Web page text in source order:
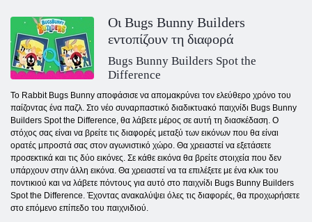
Οι Bugs Bunny Builders
εντοπίζουν τη διαφορά
Bugs Bunny Builders Spot the
Difference
Το Rabbit Bugs Bunny αποφάσισε να απομακρύνει τον ελεύθερο χρόνο του
παίζοντας ένα παζλ. Στο νέο συναρπαστικό διαδικτυακό παιχνίδι Bugs Bunny
Builders Spot the Difference, θα λάβετε μέρος σε αυτή τη διασκέδαση. Ο
στόχος σας είναι να βρείτε τις διαφορές μεταξύ των εικόνων που θα είναι
ορατές μπροστά σας στον αγωνιστικό χώρο. Θα χρειαστεί να εξετάσετε
προσεκτικά και τις δύο εικόνες. Σε κάθε εικόνα θα βρείτε στοιχεία που δεν
υπάρχουν στην άλλη εικόνα. Θα χρειαστεί να τα επιλέξετε με ένα κλικ του
ποντικιού και να λάβετε πόντους για αυτό στο παιχνίδι Bugs Bunny Builders
Spot the Difference. Έχοντας ανακαλύψει όλες τις διαφορές, θα προχωρήσετε
στο επόμενο επίπεδο του παιχνιδιού.